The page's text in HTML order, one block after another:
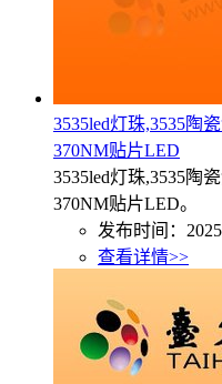
3535led灯珠,3535陶
370NM贴片LED
3535led灯珠,3535陶
370NM贴片LED。
发布时间：
查看详情>>